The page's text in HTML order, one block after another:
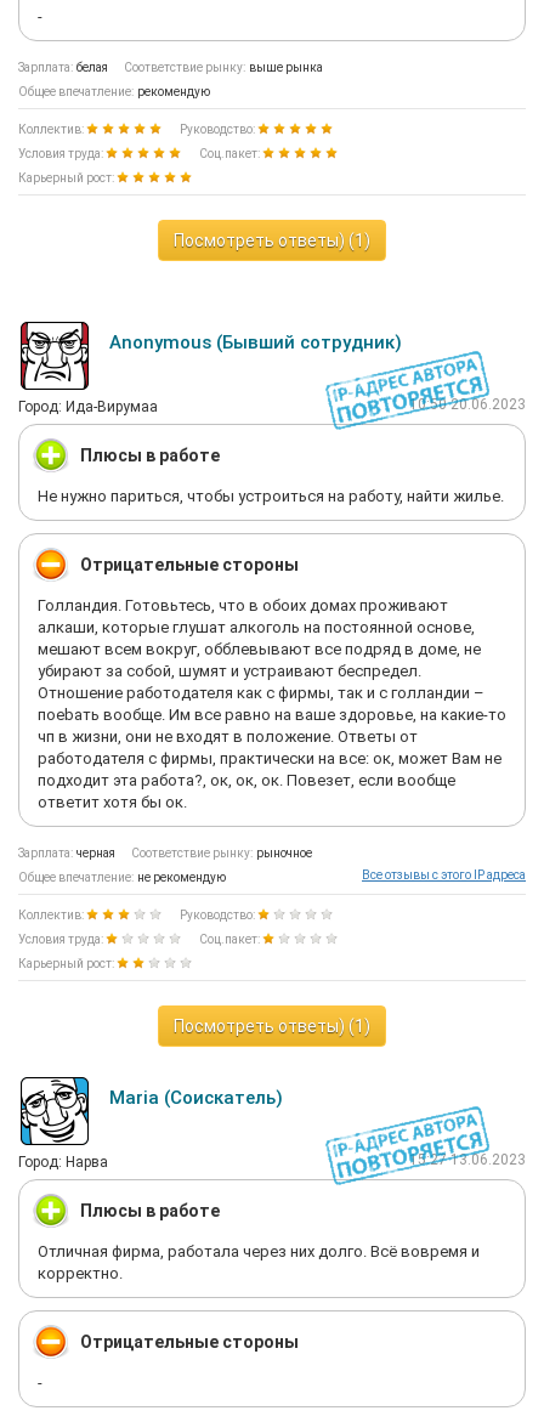
-
Зарплата: белая Соответствие рынку: выше рынка
Общее впечатление: рекомендую
Коллектив:
Руководство:
Условия труда:
Соц.пакет:
Карьерный рост:
Посмотреть ответы) (1)
Anonymous (Бывший сотрудник)
Город: Ида-Вирумаа 10:50 20.06.2023
Плюсы в работе
Не нужно париться, чтобы устроиться на работу, найти жилье.
Отрицательные стороны
Голландия. Готовьтесь, что в обоих домах проживают
алкаши, которые глушат алкоголь на постоянной основе,
мешают всем вокруг, обблевывают все подряд в доме, не
убирают за собой, шумят и устраивают беспредел.
Отношение работодателя как с фирмы, так и с голландии –
поеbaть вообще. Им все равно на ваше здоровье, на какие-то
чп в жизни, они не входят в положение. Ответы от
работодателя с фирмы, практически на все: ок, может Вам не
подходит эта работа?, ок, ок, ок. Повезет, если вообще
ответит хотя бы ок.
Зарплата: черная Соответствие рынку: рыночное
Общее впечатление: не рекомендую Все отзывы с этого IP адреса
Коллектив:
Руководство:
Условия труда:
Соц.пакет:
Карьерный рост:
Посмотреть ответы) (1)
Maria (Соискатель)
Город: Нарва 15:27 13.06.2023
Плюсы в работе
Отличная фирма, работала через них долго. Всё вовремя и
корректно.
Отрицательные стороны
-